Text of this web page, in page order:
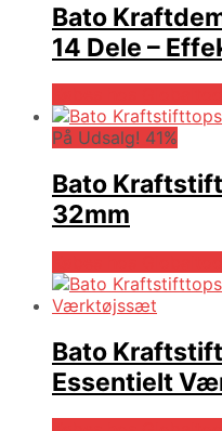
Bato
14 Dele –
På Udsalg! 41%
Bato
32mm
Bato
Essentielt